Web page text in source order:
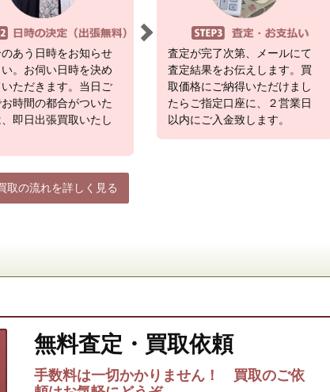
のあう日時をお知らせ
い。お伺い日時を決め
ただきます。当日ご
時間の都合がついた
即日出張買取いたし
査定が完了次第、メールにて
査定結果をお伝えします。買
取価格にご納得いただけまし
たらご指定口座に、２営業日
以内にご入金致します。
取の流れを詳しく見る
無料査定・買取依頼
手数料は一切かかりません！ 買取のご依